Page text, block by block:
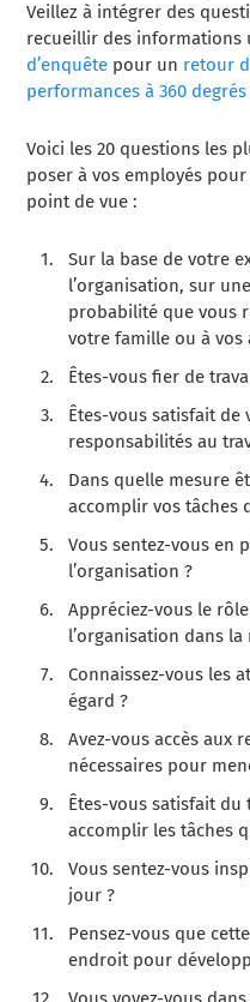
Veillez à intégrer des
recueillir des informations
d’enquête pour un retour
performances à 360 degrés
Voici les 20 questions les
poser à vos employés
point de vue :
Sur la base de votre
l’organisation, sur
probabilité que vous
votre famille ou à vos
Êtes-vous fier de
Êtes-vous satisfait de
responsabilités au
Dans quelle mesure
accomplir vos tâches
Vous sentez-vous en
l’organisation ?
Appréciez-vous le
l’organisation dans
Connaissez-vous les
égard ?
Avez-vous accès aux
nécessaires pour
Êtes-vous satisfait
accomplir les tâches
Vous sentez-vous
jour ?
Pensez-vous que
endroit pour